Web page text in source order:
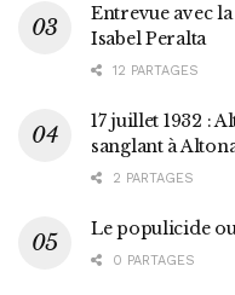
Entrevue avec
Isabel Peralta
12 PARTAGES
17 juillet 1932 :
sanglant à
2 PARTAGES
Le populicide
0 PARTAGES